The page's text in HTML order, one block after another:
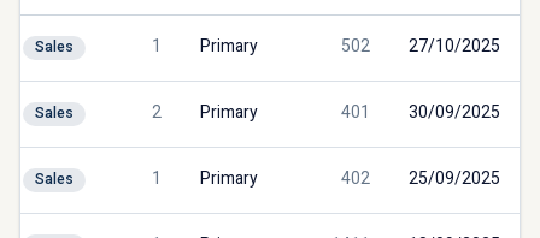
27/10/2025
502
Primary
1
Sales
30/09/2025
401
Primary
2
Sales
25/09/2025
402
Primary
1
Sales